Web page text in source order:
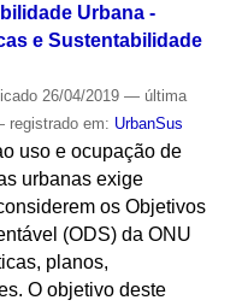
Urbana -
e Sustentabilidade
26/04/2019 — última
registrado em: UrbanSus
uso e ocupação de
urbanas exige
os Objetivos
(ODS) da ONU
planos,
O objetivo deste